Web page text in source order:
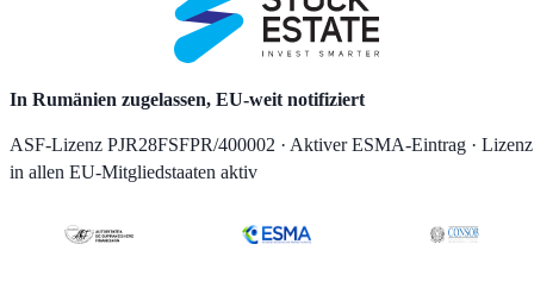
In Rumänien zugelassen, EU-weit notifiziert
ASF-Lizenz PJR28FSFPR/400002 · Aktiver ESMA-Eintrag · Lizenz
in allen EU-Mitgliedstaaten aktiv